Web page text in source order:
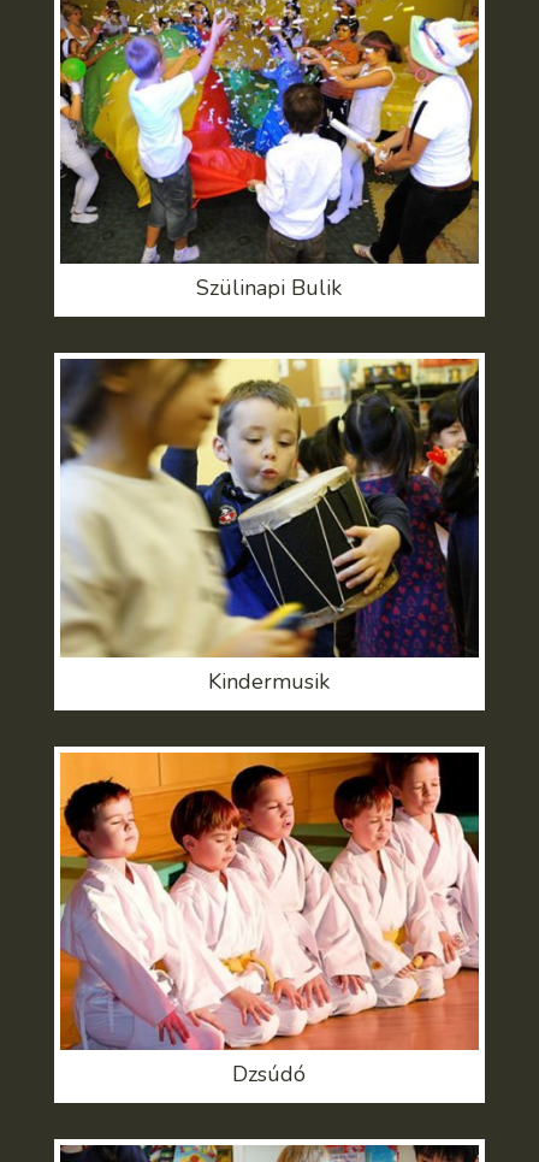
Szülinapi Bulik
Kindermusik
Dzsúdó